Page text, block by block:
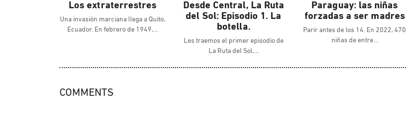
Los extraterrestres
Una invasión marciana llega a Quito,
Ecuador. En febrero de 1949,
Desde Central, La Ruta
del Sol: Episodio 1. La
botella.
Les traemos el primer episodio de
La Ruta del Sol,
Paraguay: las niñas
forzadas a ser madres
Parir antes de los 14. En 2022, 470
niñas de entre
COMMENTS